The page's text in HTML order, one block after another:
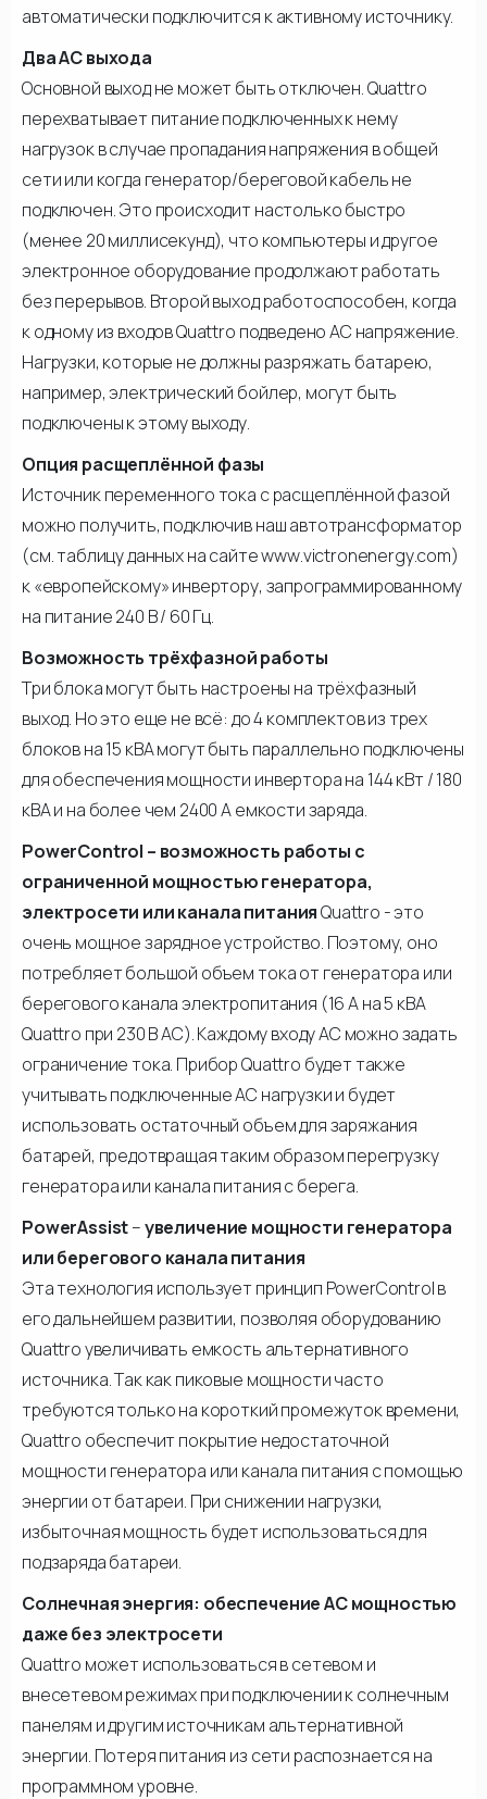
автоматически подключится к активному источнику.
Два АС выхода
Основной выход не может быть отключен. Quattro
перехватывает питание подключенных к нему
нагрузок в случае пропадания напряжения в общей
сети или когда генератор/береговой кабель не
подключен. Это происходит настолько быстро
(менее 20 миллисекунд), что компьютеры и другое
электронное оборудование продолжают работать
без перерывов. Второй выход работоспособен, когда
к одному из входов Quattro подведено АС напряжение.
Нагрузки, которые не должны разряжать батарею,
например, электрический бойлер, могут быть
подключены к этому выходу.
Опция расщеплённой фазы
Источник переменного тока с расщеплённой фазой
можно получить, подключив наш автотрансформатор
(см. таблицу данных на сайте www.victronenergy.com)
к «европейскому» инвертору, запрограммированному
на питание 240 В / 60 Гц.
Возможность трёхфазной работы
Три блока могут быть настроены на трёхфазный
выход. Но это еще не всё: до 4 комплектов из трех
блоков на 15 кВА могут быть параллельно подключены
для обеспечения мощности инвертора на 144 кВт / 180
кВА и на более чем 2400 А емкости заряда.
PowerControl – возможность работы с
ограниченной мощностью генератора,
электросети или канала питанияQuattro - это
очень мощное зарядное устройство. Поэтому, оно
потребляет большой объем тока от генератора или
берегового канала электропитания (16 А на 5 кВА
Quattro при 230 В AC). Каждому входу АС можно задать
ограничение тока. Прибор Quattro будет также
учитывать подключенные АС нагрузки и будет
использовать остаточный объем для заряжания
батарей, предотвращая таким образом перегрузку
генератора или канала питания с берега.
PowerAssist–увеличение мощности генератора
или берегового канала питания
Эта технология использует принцип PowerControl в
его дальнейшем развитии, позволяя оборудованию
Quattro увеличивать емкость альтернативного
источника. Так как пиковые мощности часто
требуются только на короткий промежуток времени,
Quattro обеспечит покрытие недостаточной
мощности генератора или канала питания с помощью
энергии от батареи. При снижении нагрузки,
избыточная мощность будет использоваться для
подзаряда батареи.
Солнечная энергия: обеспечение АС мощностью
даже без электросети
Quattro может использоваться в сетевом и
внесетевом режимах при подключении к солнечным
панелям и другим источникам альтернативной
энергии. Потеря питания из сети распознается на
программном уровне.